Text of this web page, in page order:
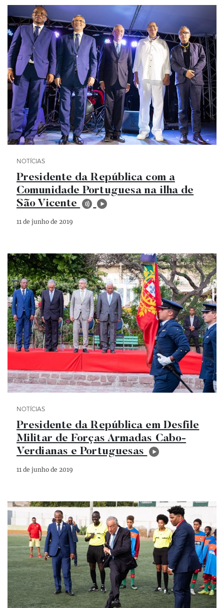
Categoria Notícias
NOTÍCIAS
Presidente da República com a
Comunidade Portuguesa na ilha de
São Vicente
11 de junho de 2019
Categoria Notícias
NOTÍCIAS
Presidente da República em Desfile
Militar de Forças Armadas Cabo-
Verdianas e Portuguesas
11 de junho de 2019